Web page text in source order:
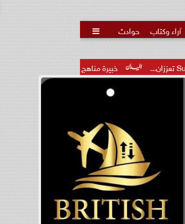
آراء وكتاب حوادث 
خبيرة مناهج تحسم جدل لجان فاقوس: تفوق الطلاب ممتد